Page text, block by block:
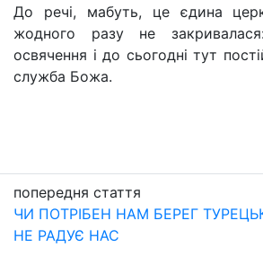
До речі, мабуть, це єдина
жодного разу не
освячення і до сьогодні тут
служба Божа.
попередня стаття
ЧИ ПОТРІБЕН НАМ БЕРЕГ
НЕ РАДУЄ НАС